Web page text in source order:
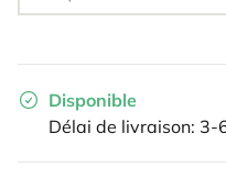
Disponible
Délai de livraison: 3-